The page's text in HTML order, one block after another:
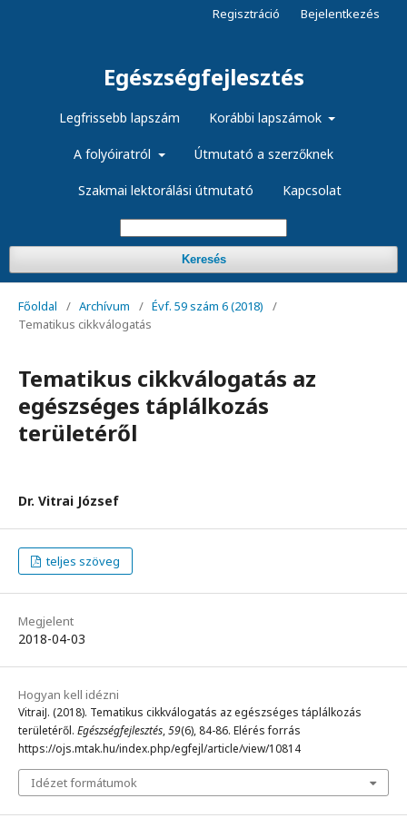
Egészségfejlesztés
Legfrissebb lapszám Korábbi lapszámok
A folyóiratról Útmutató a szerzőknek
Szakmai lektorálási útmutató Kapcsolat
Keresés
Regisztráció Bejelentkezés
Főoldal / Archívum / Évf. 59 szám 6 (2018)
/
Tematikus cikkválogatás
Tematikus cikkválogatás az
egészséges táplálkozás
területéről
Dr. Vitrai József
teljes szöveg
Megjelent
2018-04-03
Hogyan kell idézni
VitraiJ. (2018). Tematikus cikkválogatás az egészséges táplálkozás
területéről. Egészségfejlesztés,59(6), 84-86. Elérés forrás
https://ojs.mtak.hu/index.php/egfejl/article/view/10814
Idézet formátumok